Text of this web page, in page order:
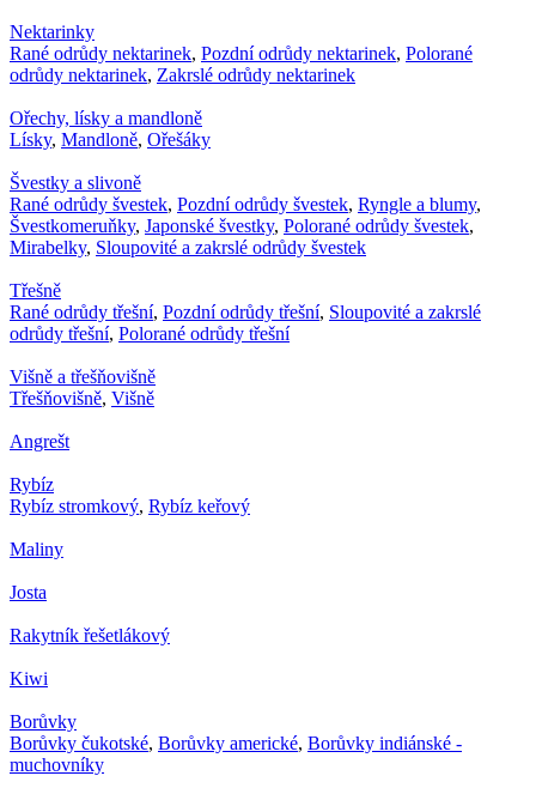
Nektarinky
Rané odrůdy nektarinek, Pozdní odrůdy nektarinek, Polorané
odrůdy nektarinek, Zakrslé odrůdy nektarinek
Ořechy, lísky a mandloně
Lísky, Mandloně, Ořešáky
Švestky a slivoně
Rané odrůdy švestek, Pozdní odrůdy švestek, Ryngle a blumy,
Švestkomeruňky, Japonské švestky, Polorané odrůdy švestek,
Mirabelky, Sloupovité a zakrslé odrůdy švestek
Třešně
Rané odrůdy třešní, Pozdní odrůdy třešní, Sloupovité a zakrslé
odrůdy třešní, Polorané odrůdy třešní
Višně a třešňovišně
Třešňovišně, Višně
Angrešt
Rybíz
Rybíz stromkový, Rybíz keřový
Maliny
Josta
Rakytník řešetlákový
Kiwi
Borůvky
Borůvky čukotské, Borůvky americké, Borůvky indiánské -
muchovníky